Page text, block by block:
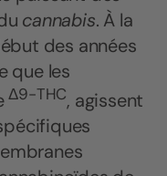
cannabis. À la
des années
que les
Δ9-THC, agissent